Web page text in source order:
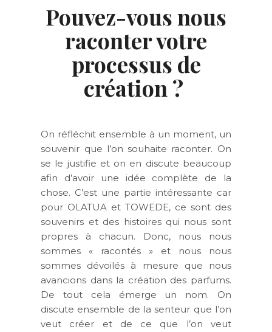
Pouvez-vous nous
raconter votre
processus de
création ?
On réfléchit ensemble à un moment, un
souvenir que l’on souhaite raconter. On
se le justifie et on en discute beaucoup
afin d’avoir une idée complète de la
chose. C’est une partie intéressante car
pour OLATUA et TOWEDE, ce sont des
souvenirs et des histoires qui nous sont
propres à chacun. Donc, nous nous
sommes « racontés » et nous nous
sommes dévoilés à mesure que nous
avancions dans la création des parfums.
De tout cela émerge un nom. On
discute ensemble de la senteur que l’on
veut créer et de ce que l’on veut